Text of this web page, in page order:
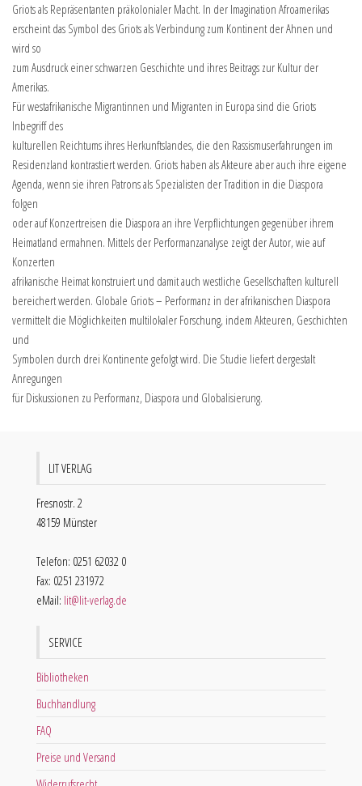
Griots als Repräsentanten präkolonialer Macht. In der Imagination Afroamerikas
erscheint das Symbol des Griots als Verbindung zum Kontinent der Ahnen und
wird so
zum Ausdruck einer schwarzen Geschichte und ihres Beitrags zur Kultur der
Amerikas.
Für westafrikanische Migrantinnen und Migranten in Europa sind die Griots
Inbegriff des
kulturellen Reichtums ihres Herkunftslandes, die den Rassismuserfahrungen im
Residenzland kontrastiert werden. Griots haben als Akteure aber auch ihre eigene
Agenda, wenn sie ihren Patrons als Spezialisten der Tradition in die Diaspora
folgen
oder auf Konzertreisen die Diaspora an ihre Verpflichtungen gegenüber ihrem
Heimatland ermahnen. Mittels der Performanzanalyse zeigt der Autor, wie auf
Konzerten
afrikanische Heimat konstruiert und damit auch westliche Gesellschaften kulturell
bereichert werden. Globale Griots – Performanz in der afrikanischen Diaspora
vermittelt die Möglichkeiten multilokaler Forschung, indem Akteuren, Geschichten
und
Symbolen durch drei Kontinente gefolgt wird. Die Studie liefert dergestalt
Anregungen
für Diskussionen zu Performanz, Diaspora und Globalisierung.
LIT VERLAG
Fresnostr. 2
48159 Münster
Telefon: 0251 62032 0
Fax: 0251 231972
eMail: lit@lit-verlag.de
SERVICE
Bibliotheken
Buchhandlung
FAQ
Preise und Versand